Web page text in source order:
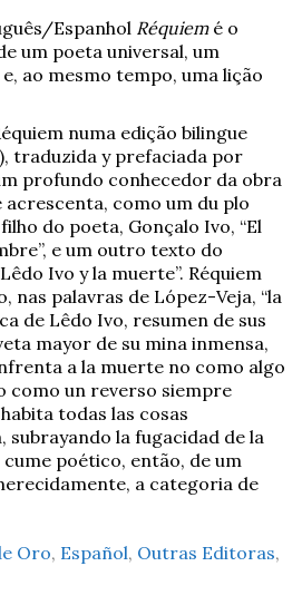
Espanhol Réquiemé o
um poeta universal, um
ao mesmo tempo, uma lição
numa edição bilingue
traduzida y prefaciada por
profundo conhecedor da obra
acrescenta, como um du plo
do poeta, Gonçalo Ivo, “El
e um outro texto do
Ivo y la muerte”. Réquiem
nas palavras de López-Veja, “la
de Lêdo Ivo, resumen de sus
mayor de su mina inmensa,
a la muerte no como algo
como un reverso siempre
todas las cosas
subrayando la fugacidad de la
cume poético, então, de um
a categoria de
Oro, Español, Outras Editoras,